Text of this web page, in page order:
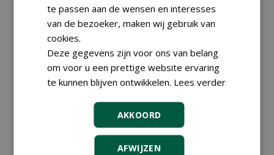
Teamleider Kwekerij &
Ontwikkeling bij Diamant
groep Groen Xtra
30-07-2026
te passen aan de wensen en interesses
van de bezoeker, maken wij gebruik van
cookies.
Deze gegevens zijn voor ons van belang
om voor u een prettige website ervaring
te kunnen blijven ontwikkelen. Lees verder
AKKOORD
AFWIJZEN